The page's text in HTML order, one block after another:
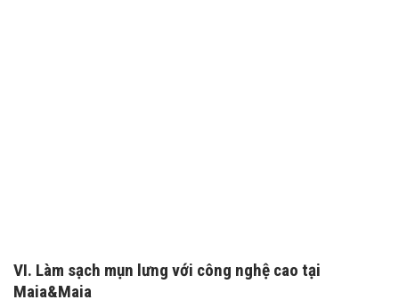
VI. Làm sạch mụn lưng với công nghệ cao tại
Maia&Maia